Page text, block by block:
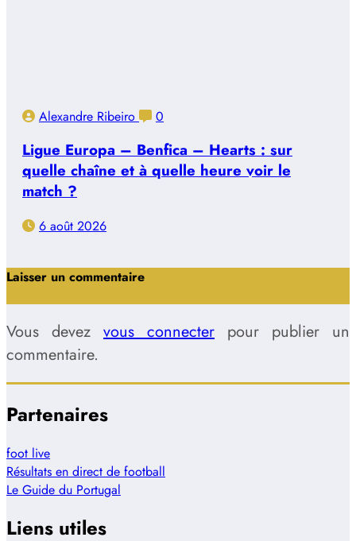
Alexandre Ribeiro 0
Ligue Europa – Benfica – Hearts : sur
quelle chaîne et à quelle heure voir le
match ?
6 août 2026
Laisser un commentaire
Vous devez vous connecter pour publier un
commentaire.
Partenaires
foot live
Résultats en direct de football
Le Guide du Portugal
Liens utiles